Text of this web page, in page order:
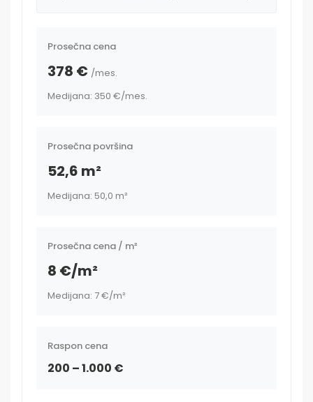
Prosečna cena
378 € /mes.
Medijana: 350 €/mes.
Prosečna površina
52,6 m²
Medijana: 50,0 m²
Prosečna cena / m²
8 €/m²
Medijana: 7 €/m²
Raspon cena
200 – 1.000 €